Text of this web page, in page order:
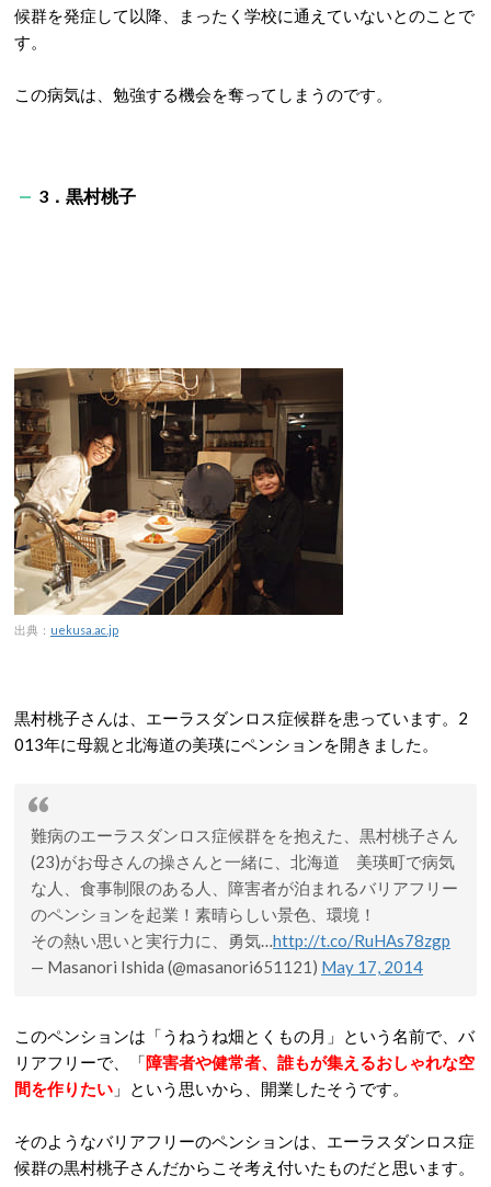
候群を発症して以降、まったく学校に通えていないとのことで
す。
この病気は、勉強する機会を奪ってしまうのです。
3．黒村桃子
出典： uekusa.ac.jp
黒村桃子さんは、エーラスダンロス症候群を患っています。2
013年に母親と北海道の美瑛にペンションを開きました。
難病のエーラスダンロス症候群をを抱えた、黒村桃子さん
(23)がお母さんの操さんと一緒に、北海道 美瑛町で病気
な人、食事制限のある人、障害者が泊まれるバリアフリー
のペンションを起業！素晴らしい景色、環境！
その熱い思いと実行力に、勇気…http://t.co/RuHAs78zgp
— Masanori Ishida (@masanori651121) May 17, 2014
このペンションは「うねうね畑とくもの月」という名前で、バ
リアフリーで、「障害者や健常者、誰もが集えるおしゃれな空
間を作りたい 」という思いから、開業したそうです。
そのようなバリアフリーのペンションは、エーラスダンロス症
候群の黒村桃子さんだからこそ考え付いたものだと思います。